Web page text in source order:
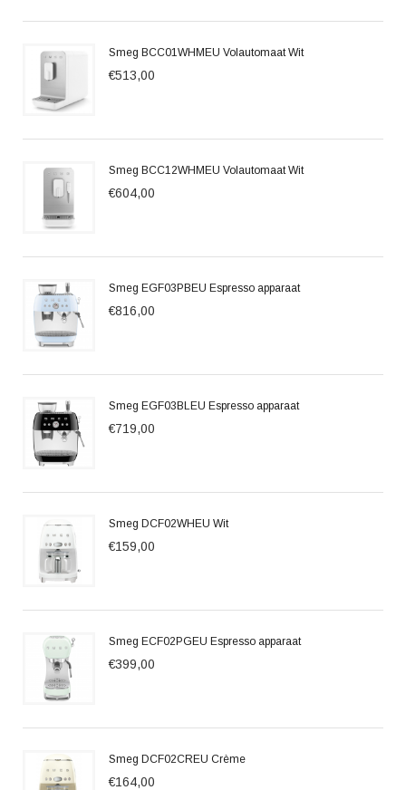
Smeg BCC01WHMEU Volautomaat Wit
€513,00
Smeg BCC12WHMEU Volautomaat Wit
€604,00
Smeg EGF03PBEU Espresso apparaat
€816,00
Smeg EGF03BLEU Espresso apparaat
€719,00
Smeg DCF02WHEU Wit
€159,00
Smeg ECF02PGEU Espresso apparaat
€399,00
Smeg DCF02CREU Crème
€164,00